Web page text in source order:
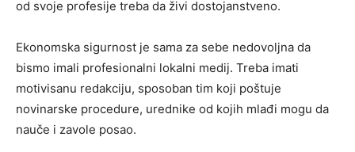
od svoje profesije treba da živi dostojanstveno.
Ekonomska sigurnost je sama za sebe nedovoljna da
bismo imali profesionalni lokalni medij. Treba imati
motivisanu redakciju, sposoban tim koji poštuje
novinarske procedure, urednike od kojih mlađi mogu da
nauče i zavole posao.